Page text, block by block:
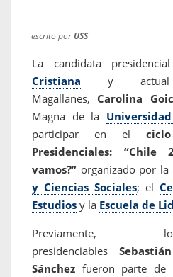
escrito por USS
La candidata
Cristiana y actual
Magallanes, Carolina Goic
Magna de la
participar en el
Presidenciales: “Chile
vamos?” organizado por la
y Ciencias Sociales; el
Estudios y la Escuela de
Previamente,
presidenciables
Sánchez fueron parte de